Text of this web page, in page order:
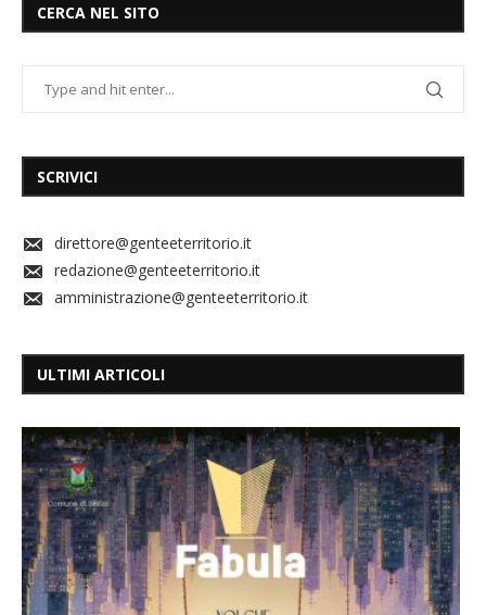
CERCA NEL SITO
SCRIVICI
direttore@genteeterritorio.it
redazione@genteeterritorio.it
amministrazione@genteeterritorio.it
ULTIMI ARTICOLI